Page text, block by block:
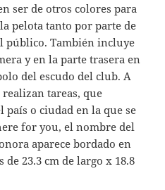
ser de otros colores para
pelota tanto por parte de
público. También incluye
y en la parte trasera en
del escudo del club. A
tareas, que
o ciudad en la que se
for you, el nombre del
aparece bordado en
23.3 cm de largo x 18.8